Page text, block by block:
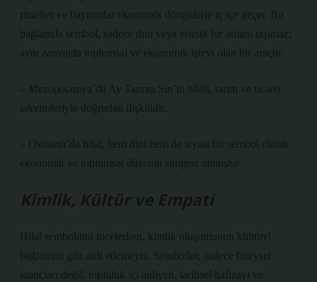
ritüeller ve bayramlar ekonomik döngülerle iç içe geçer. Bu
bağlamda sembol, sadece dini veya estetik bir anlam taşımaz;
aynı zamanda toplumsal ve ekonomik işlevi olan bir araçtır.
– Mezopotamya’da Ay Tanrısı Sin’in hilali, tarım ve ticaret
takvimleriyle doğrudan ilişkilidir.
– Osmanlı’da hilal, hem dini hem de siyasi bir sembol olarak
ekonomik ve toplumsal düzenin simgesi olmuştur.
Kimlik, Kültür ve Empati
Hilal sembolünü incelerken, kimlik oluşumunun kültürel
bağlamını göz ardı edemeyiz. Semboller, sadece bireysel
inançları değil, topluluk içi aidiyeti, tarihsel hafızayı ve